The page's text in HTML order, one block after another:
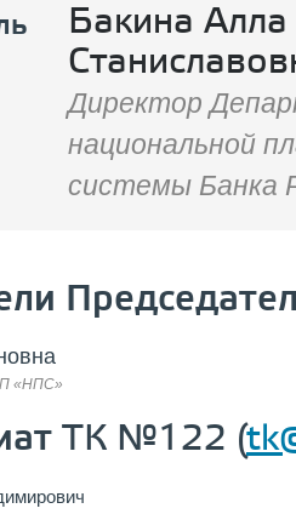
Бакина Алла
Директор
национальной
системы Банка
«НПС»
ТК №122 (